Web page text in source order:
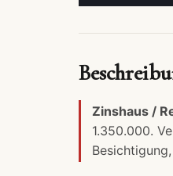
Zinshaus /
1.350.000.